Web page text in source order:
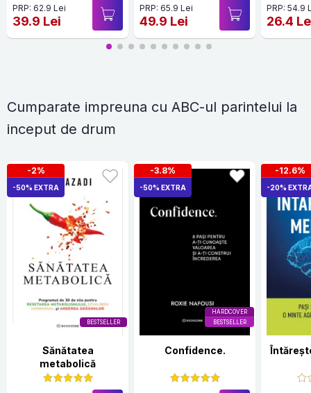
PRP: 62.9 Lei
39.9 Lei
PRP: 65.9 Lei
49.9 Lei
PRP: 54.9
26.4
Cumparate impreuna cu ABC-ul parintelui la
inceput de drum
BESTSELLER
-2%
-50% EXTRA
Sănătatea
metabolică
HARDCOVER
BESTSELLER
-3.8%
-50% EXTRA
Confidence.
-12.6%
-20%